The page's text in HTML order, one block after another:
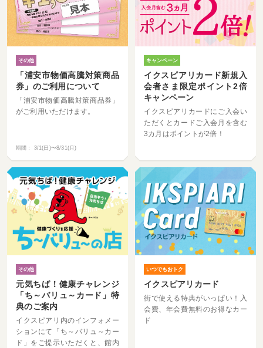
その他
「浦安市物価高騰対策商品
券」のご利用について
「浦安市物価高騰対策商品券」
がご利用いただけます。
期間： 3/1(日)〜8/31(月)
キャンペーン
イクスピアリカード新規入
会者さま限定ポイント2倍
キャンペーン
イクスピアリカードにご入会い
ただくとカードご入会月を含む
3カ月はポイントが2倍！
その他
元気ちば！健康チャレンジ
「ち～バリュ～カード」特
典のご案内
イクスピアリ内のインフォメー
ションにて「ち～バリュ～カー
ド」をご提示いただくと、館内
いつでもおトク
イクスピアリカード
街で使える特典がいっぱい！入
会費、年会費無料のお得なカー
ド